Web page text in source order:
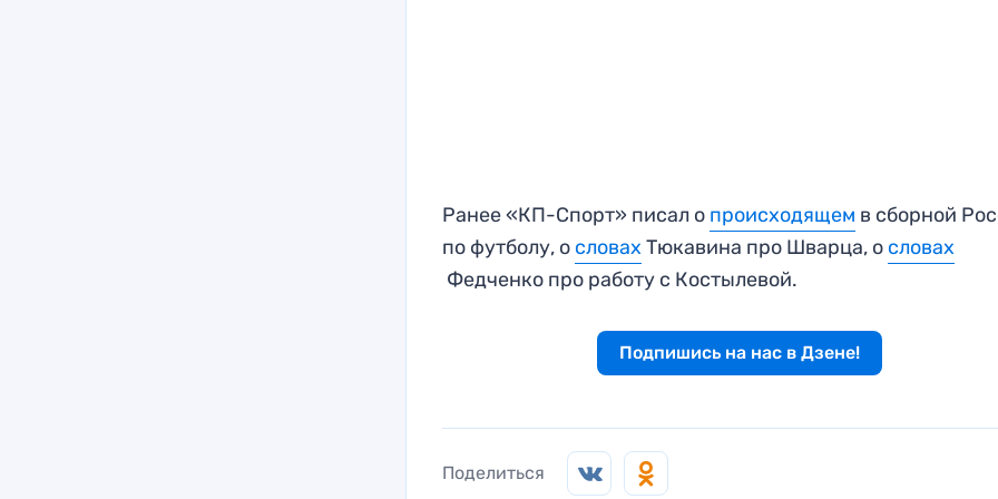
Ранее «КП-Спорт» писал о происходящем в сборной
по футболу, о словах Тюкавина про Шварца, о словах
Федченко про работу с Костылевой.
Подпишись на нас в Дзене!
Поделиться